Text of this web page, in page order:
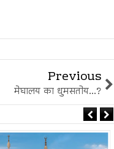
Previous
मेघालय का धुमसतोय...?